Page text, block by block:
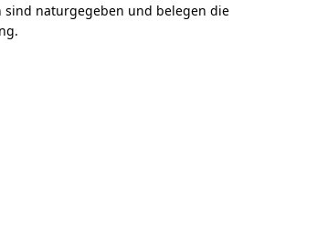
sind naturgegeben und belegen die